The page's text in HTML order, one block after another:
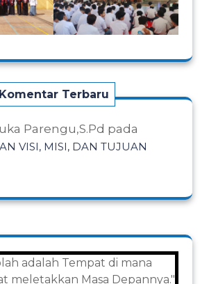
Komentar Terbaru
Parengu,S.Pd pada
VISI, MISI, DAN TUJUAN
adalah Tempat di mana
meletakkan Masa Depannya."